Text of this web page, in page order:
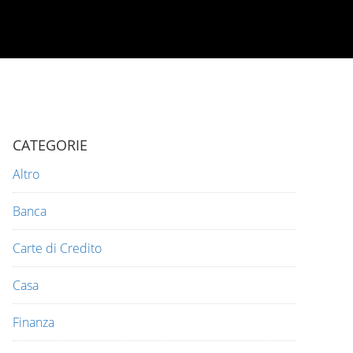
CATEGORIE
Altro
Banca
Carte di Credito
Casa
Finanza